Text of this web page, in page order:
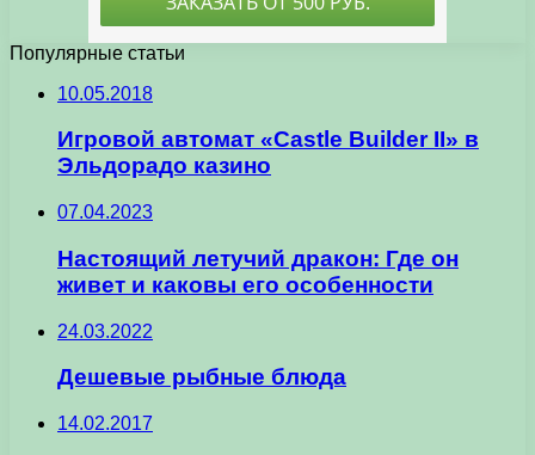
Популярные статьи
10.05.2018
Игровой автомат «Castle Builder II» в
Эльдорадо казино
07.04.2023
Настоящий летучий дракон: Где он
живет и каковы его особенности
24.03.2022
Дешевые рыбные блюда
14.02.2017